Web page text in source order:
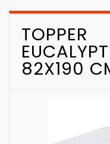
82X190